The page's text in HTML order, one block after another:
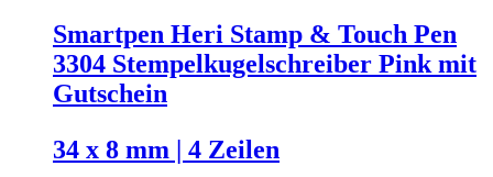
Smartpen Heri Stamp & Touch Pen
3304 Stempelkugelschreiber Pink mit
Gutschein
34 x 8 mm | 4 Zeilen